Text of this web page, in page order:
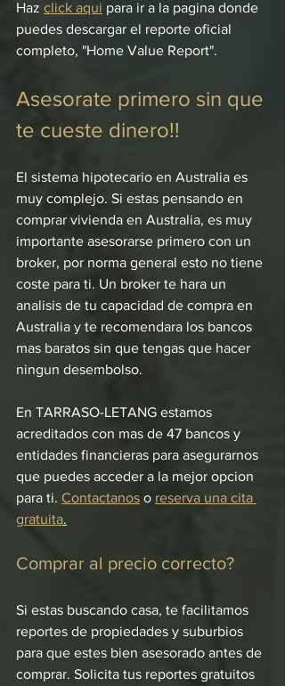
Haz click aqui para ir a la pagina donde
puedes descargar el reporte oficial
completo, "Home Value Report".
Asesorate primero sin que
te cueste dinero!!
El sistema hipotecario en Australia es
muy complejo. Si estas pensando en
comprar vivienda en Australia, es muy
importante asesorarse primero con un
broker, por norma general esto no tiene
coste para ti. Un broker te hara un
analisis de tu capacidad de compra en
Australia y te recomendara los bancos
mas baratos sin que tengas que hacer
ningun desembolso.
En TARRASO-LETANG estamos
acreditados con mas de 47 bancos y
entidades financieras para asegurarnos
que puedes acceder a la mejor opcion
para ti. Contactanos o reserva una cita
gratuita.
Comprar al precio correcto?
Si estas buscando casa, te facilitamos
reportes de propiedades y suburbios
para que estes bien asesorado antes de
comprar. Solicita tus reportes gratuitos